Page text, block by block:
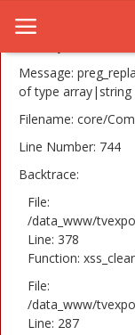
A PHP Error
Message:
of type array|string
Filename: core/
Line Number: 744
Backtrace:
File:
/data_www/
Line: 378
Function:
File:
/data_www/
Line: 287
Home
TV Serije
Filmovi
Glumci
Contact